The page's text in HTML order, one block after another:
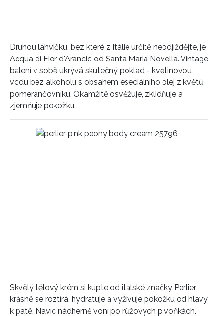
INFORMACE
REDAKCE
Druhou lahvičku, bez které z Itálie určitě neodjíždějte, je
Acqua di Fior d'Arancio od Santa Maria Novella. Vintage
balení v sobě ukrývá skutečný poklad - květinovou
vodu bez alkoholu s obsahem eseciálního olej z květů
pomerančovníku. Okamžitě osvěžuje, zklidňuje a
zjemňuje pokožku.
Skvělý tělový krém si kupte od italské značky Perlier,
krásně se roztírá, hydratuje a vyživuje pokožku od hlavy
k patě. Navíc nádherně voní po růžových pivoňkách.